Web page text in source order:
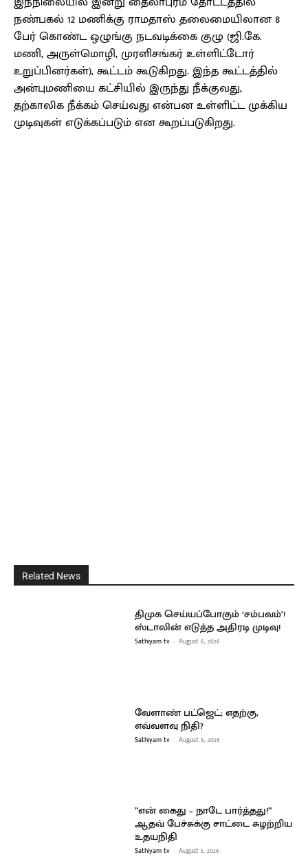
நண்பகல் 12 மணிக்கு ராமதாஸ் தலைமையிலான 8
பேர் கொண்ட ஒழுங்கு நடவடிக்கை குழு (ஜி.கே.
மணி, அருள்மொழி, முரளிசங்கர் உள்ளிட்டோர்
உறுப்பினர்கள்), கூட்டம் கூடுகிறது. இந்த கூட்டத்தில்
அன்புமணியை கட்சியில் இருந்து நீக்குவது,
தற்காலிக நீக்கம் செய்வது என்பன உள்ளிட்ட முக்கிய
முடிவுகள் எடுக்கப்படும் என கூறப்படுகிறது.
Related News
திமுக செய்யப்போகும் ‘சம்பவம்’!
ஸ்டாலின் எடுத்த அதிரடி முடிவு!
Sathiyam tv - August 6, 2026
வேளாண் பட்ஜெட்; எதற்கு,
எவ்வளவு நிதி?
Sathiyam tv - August 6, 2026
”என் கைது – நாடே பார்த்தது!”
ஆதவ் பேச்சுக்கு சாட்டை சுழற்றிய
உதயநிதி
Sathiyam tv - August 5, 2026